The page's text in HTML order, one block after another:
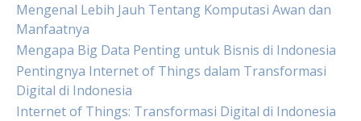
Mengenal Lebih Jauh Tentang Komputasi Awan dan
Manfaatnya
Mengapa Big Data Penting untuk Bisnis di Indonesia
Pentingnya Internet of Things dalam Transformasi
Digital di Indonesia
Internet of Things: Transformasi Digital di Indonesia